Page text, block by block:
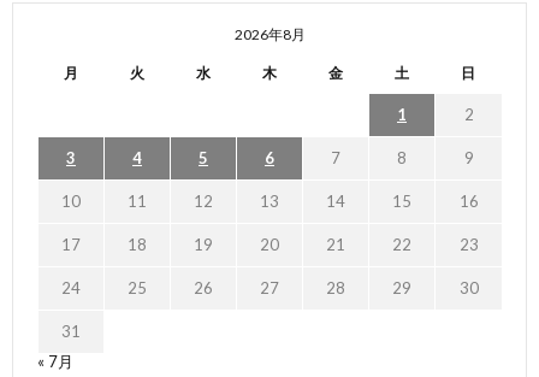
2026年8月
月 火 水 木 金 土 日
1 2
3 4 5 6 7 8 9
10 11 12 13 14 15 16
17 18 19 20 21 22 23
24 25 26 27 28 29 30
31
« 7月